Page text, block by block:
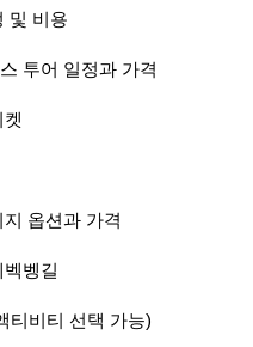
및 비용
투어 일정과 가격
옵션과 가격
벵길
티비티 선택 가능)